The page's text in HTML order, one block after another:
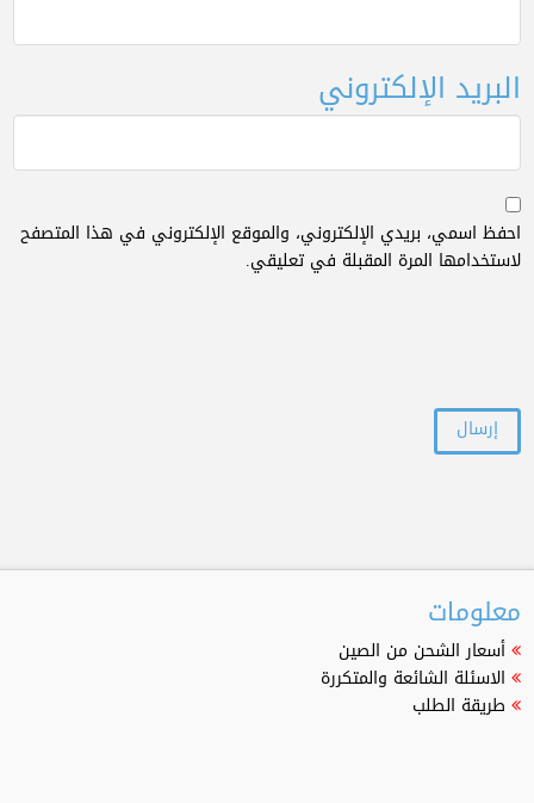
البريد الإلكتروني
احفظ اسمي، بريدي الإلكتروني، والموقع الإلكتروني في هذا المتصفح
لاستخدامها المرة المقبلة في تعليقي.
معلومات
أسعار الشحن من الصين
الاسئلة الشائعة والمتكررة
طريقة الطلب